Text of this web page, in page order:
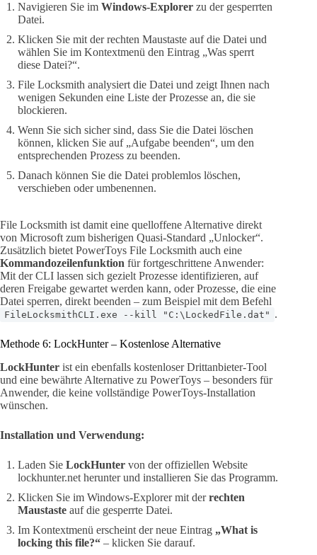
Navigieren Sie im Windows-Explorer zu der gesperrten
Datei.
Klicken Sie mit der rechten Maustaste auf die Datei und
wählen Sie im Kontextmenü den Eintrag „Was sperrt
diese Datei?“.
File Locksmith analysiert die Datei und zeigt Ihnen nach
wenigen Sekunden eine Liste der Prozesse an, die sie
blockieren.
Wenn Sie sich sicher sind, dass Sie die Datei löschen
können, klicken Sie auf „Aufgabe beenden“, um den
entsprechenden Prozess zu beenden.
Danach können Sie die Datei problemlos löschen,
verschieben oder umbenennen.
File Locksmith ist damit eine quelloffene Alternative direkt
von Microsoft zum bisherigen Quasi-Standard „Unlocker“.
Zusätzlich bietet PowerToys File Locksmith auch eine
Kommandozeilenfunktion für fortgeschrittene Anwender:
Mit der CLI lassen sich gezielt Prozesse identifizieren, auf
deren Freigabe gewartet werden kann, oder Prozesse, die eine
Datei sperren, direkt beenden – zum Beispiel mit dem Befehl
FileLocksmithCLI.exe --kill "C:\LockedFile.dat" .
Methode 6: LockHunter – Kostenlose Alternative
LockHunter ist ein ebenfalls kostenloser Drittanbieter-Tool
und eine bewährte Alternative zu PowerToys – besonders für
Anwender, die keine vollständige PowerToys-Installation
wünschen.
Installation und Verwendung:
Laden Sie LockHunter von der offiziellen Website
lockhunter.net herunter und installieren Sie das Programm.
Klicken Sie im Windows-Explorer mit derrechten
Maustaste auf die gesperrte Datei.
Im Kontextmenü erscheint der neue Eintrag „What is
locking this file?“ – klicken Sie darauf.